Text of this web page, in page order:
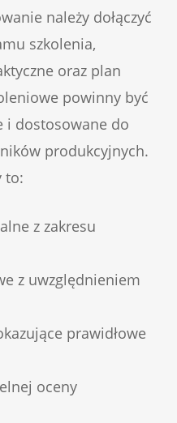
należy dołączyć
szkolenia,
oraz plan
powinny być
i dostosowane do
produkcyjnych.
to:
z zakresu
z uwzględnieniem
prawidłowe
oceny